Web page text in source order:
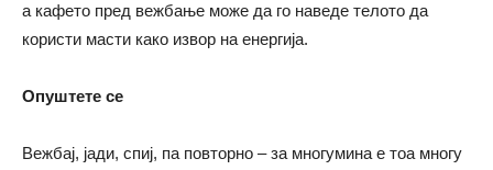
а кафето пред вежбање може да го наведе телото да
користи масти како извор на енергија.
Опуштете се
Вежбај, јади, спиј, па повторно – за многумина е тоа многу